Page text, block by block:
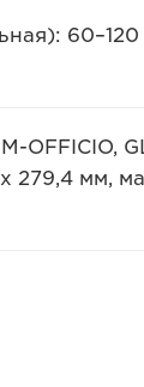
60–120
OFFICIO,
279,4 мм,